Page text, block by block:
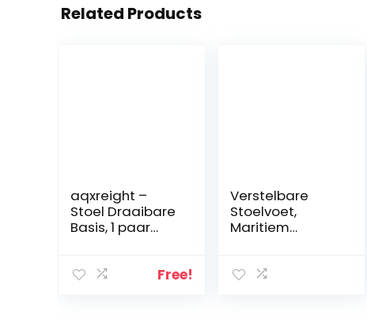
Related Products
aqxreight –
Stoel Draaibare
Basis, 1 paar
MontageplaatFree!
Verstelbare
Stoelvoet,
Maritiem
Handmatig